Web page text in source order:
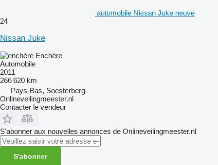
automobile Nissan Juke neuve
24
Nissan Juke
Enchère
Automobile
2011
266 620 km
Pays-Bas, Soesterberg
Onlineveilingmeester.nl
Contacter le vendeur
S'abonner aux nouvelles annonces de Onlineveilingmeester.nl
S'abonner